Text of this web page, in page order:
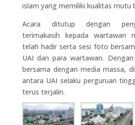
islam yang memiliki kualitas mutu
Acara ditutup dengan
terimakasih kepada wartawan
telah hadir serta sesi foto
UAI dan para wartawan.
bersama dengan media massa,
antara UAI selaku perguruan
terus terjalin.